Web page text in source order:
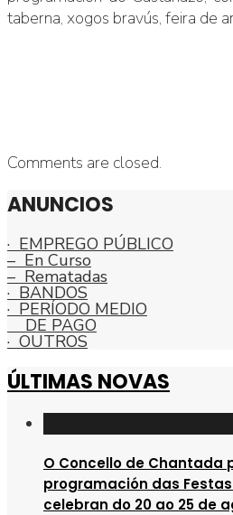
taberna, xogos bravús, feira de
Comments are closed.
ANUNCIOS
· EMPREGO PÚBLICO
– En Curso
– Rematadas
· BANDOS
· PERÍODO MEDIO
DE PAGO
· OUTROS
ÚLTIMAS NOVAS
O Concello de Chantada
programación das
celebran do 20 ao 25 de